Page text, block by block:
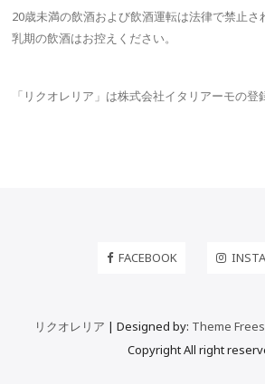
20歳未満の飲酒および飲酒運転は法律で禁止
乳期の飲酒はお控えください。
「リクオレリア」は株式会社イタリアーモの登
FACEBOOK
リクオレリア | Designed by: Theme
Copyright All right